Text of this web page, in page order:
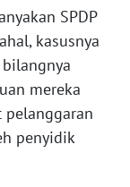
SPDP
kasusnya
mereka
pelanggaran
penyidik